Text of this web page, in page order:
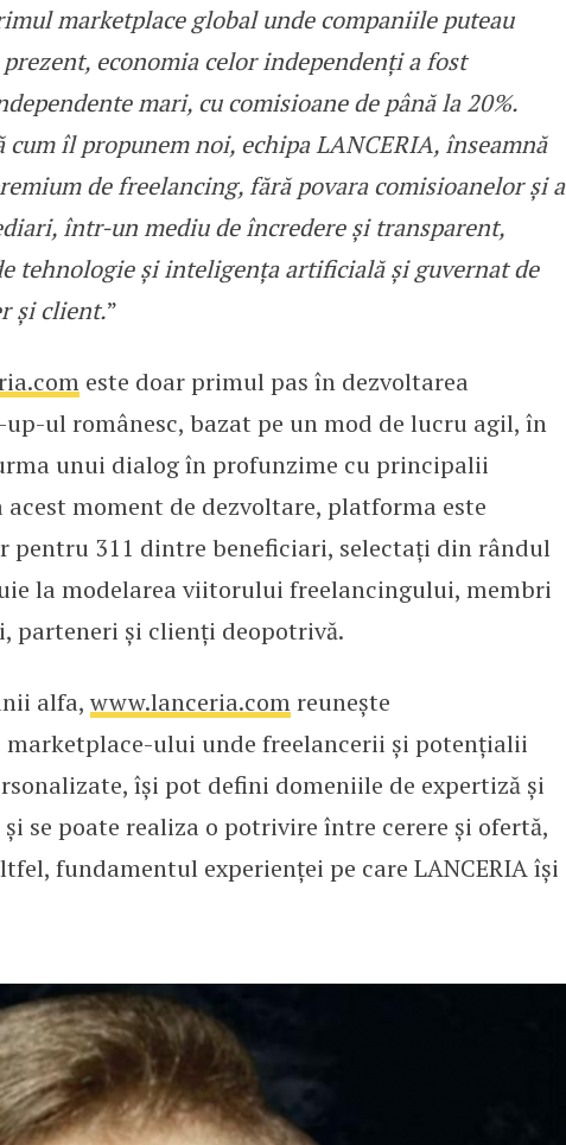
marketplace global unde companiile puteau
economia celor independenți a fost
mari, cu comisioane de până la 20%.
îl propunem noi, echipa LANCERIA, înseamnă
de freelancing, fără povara comisioanelor și a
într-un mediu de încredere și transparent,
tehnologie și inteligența artificială și guvernat de
și client.”
este doar primul pas în dezvoltarea
ul românesc, bazat pe un mod de lucru agil, în
unui dialog în profunzime cu principalii
moment de dezvoltare, platforma este
pentru 311 dintre beneficiari, selectați din rândul
la modelarea viitorului freelancingului, membri
parteneri și clienți deopotrivă.
alfa, www.lanceria.comreunește
ului unde freelancerii și potențialii
își pot defini domeniile de expertiză și
se poate realiza o potrivire între cerere și ofertă,
fundamentul experienței pe care LANCERIA își